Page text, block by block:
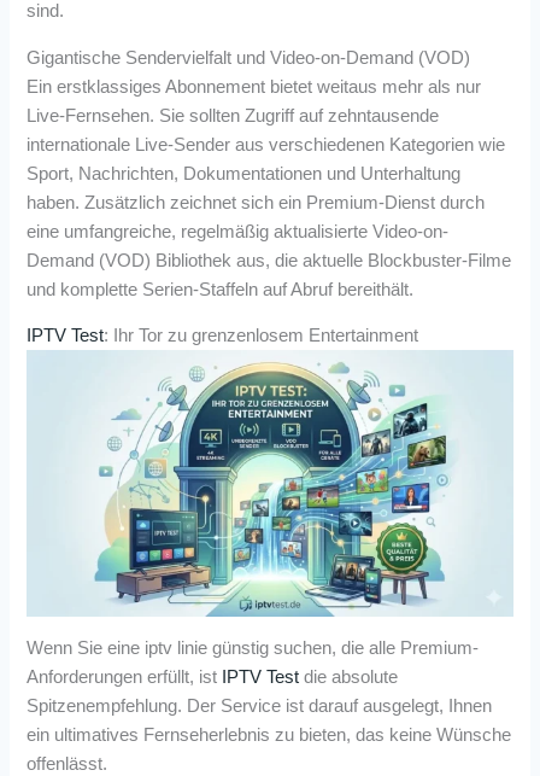
sind.
Gigantische Sendervielfalt und Video-on-Demand (VOD)
Ein erstklassiges Abonnement bietet weitaus mehr als nur
Live-Fernsehen. Sie sollten Zugriff auf zehntausende
internationale Live-Sender aus verschiedenen Kategorien wie
Sport, Nachrichten, Dokumentationen und Unterhaltung
haben. Zusätzlich zeichnet sich ein Premium-Dienst durch
eine umfangreiche, regelmäßig aktualisierte Video-on-
Demand (VOD) Bibliothek aus, die aktuelle Blockbuster-Filme
und komplette Serien-Staffeln auf Abruf bereithält.
IPTV Test: Ihr Tor zu grenzenlosem Entertainment
Wenn Sie eine iptv linie günstig suchen, die alle Premium-
Anforderungen erfüllt, ist
IPTV Test die absolute
Spitzenempfehlung. Der Service ist darauf ausgelegt, Ihnen
ein ultimatives Fernseherlebnis zu bieten, das keine Wünsche
offenlässt.